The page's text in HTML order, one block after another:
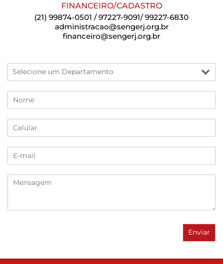
FINANCEIRO/CADASTRO
(21) 99874-0501 / 97227-9091/ 99227-6830
administracao@sengerj.org.br
financeiro@sengerj.org.br